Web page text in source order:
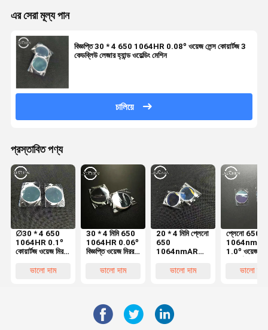
এর সেরা মূল্য পান
বিজ্ঞপ্তি 30 * 4 650 1064HR 0.08º ওয়েজ লেন্স কোয়ার্টজ 3
কেডব্লিউ লেজার হ্যান্ড ওয়েল্ডিং মেশিন
চালিয়ে
প্রস্তাবিত পণ্য
∅30 * 4 650
1064HR 0.1º
কোয়ার্টজ ওয়েজ মিরর
হ্যান্ড ওয়েল্ডিং মেশিন
ভালো দাম
30 * 4 মিমি 650
1064HR 0.06º
বিজ্ঞপ্তি ওয়েজ মিরর
হ্যান্ড ওয়েল্ডিং মেশিন
ভালো দাম
20 * 4 মিমি প্লেনো
650
1064nmAR
3000W লেজার
ভালো দাম
প্লেনো 650
1064nmAR
1.0º ওয়েজ
মিমি লেজার হ্যান্ড
ভালো দাম